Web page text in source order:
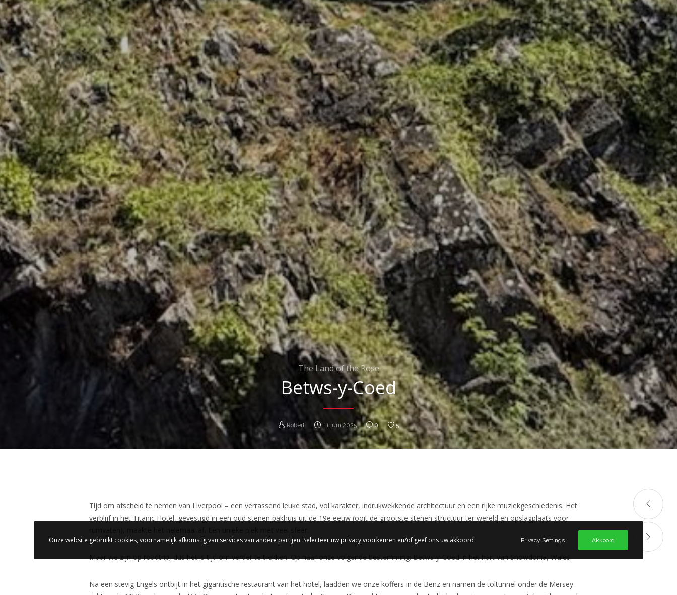
The Land of the Rose
Betws-y-Coed
Robert 11 juni 2025 0 5
Tijd om afscheid te nemen van Liverpool – een verrassend leuke stad, vol karakter, indrukwekkende architectuur en een rijke muziekgeschiedenis. Het
verblijf in het Titanic Hotel, gevestigd in een oud stenen pakhuis uit de 19e eeuw (ooit de grootste stenen structuur ter wereld en opslagplaats voor
Maar we zijn op roadtrip, dus het is tijd om verder te trekken. Op naar onze volgende bestemming: Betws-y-Coed in het hart van Snowdonia, Wales.
Na een stevig Engels ontbijt in het gigantische restaurant van het hotel, laadden we onze koffers in de Benz en namen de toltunnel onder de Mersey
Onze website gebruikt cookies, voornamelijk afkomstig van services van andere partijen. Selecteer uw privacy voorkeuren en/of geef ons uw akkoord. Privacy Settings Akkoord